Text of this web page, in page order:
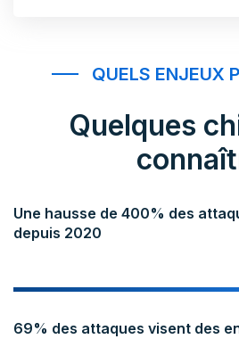
QUELS ENJEUX
Quelques
Une hausse de 400% des
depuis 2020
69% des attaques visent des